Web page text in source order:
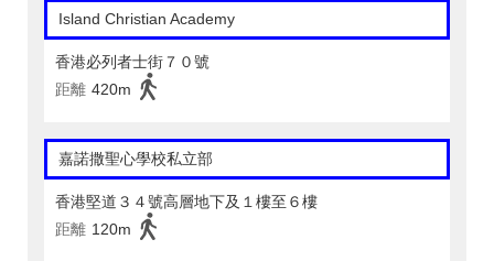
Island Christian Academy
香港必列者士街７０號
距離 420m
嘉諾撒聖心學校私立部
香港堅道３４號高層地下及１樓至６樓
距離 120m